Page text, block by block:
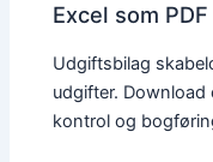
Excel som PDF
Udgiftsbilag
udgifter. Download
kontrol og